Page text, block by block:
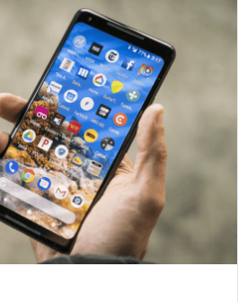
س
ل
ب
ر
ي
د
ا
إ
ل
ك
ت
ر
و